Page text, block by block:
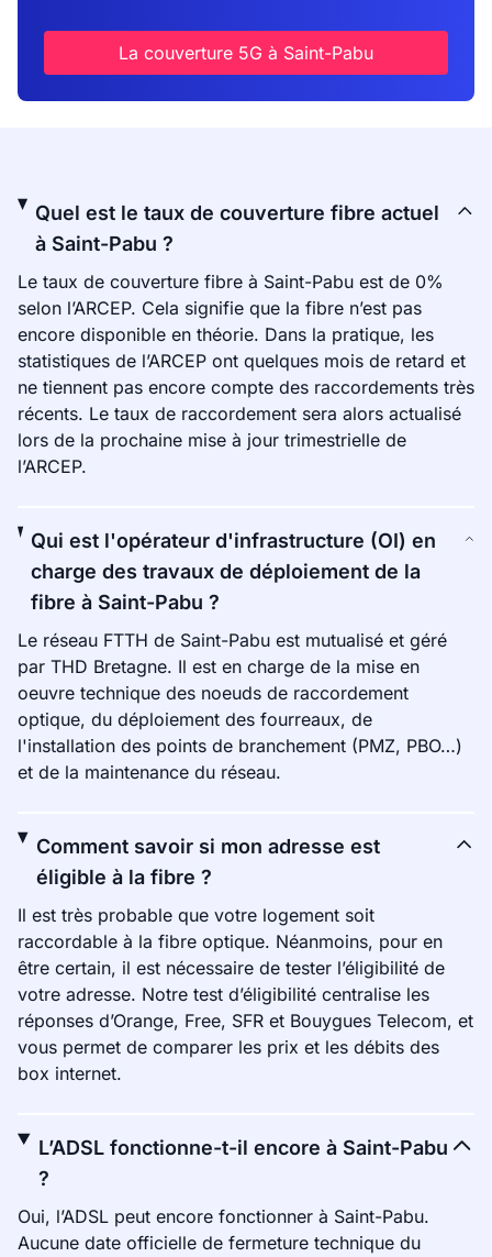
La couverture 5G à Saint-Pabu
Quel est le taux de couverture fibre actuel
à Saint-Pabu ?
Le taux de couverture fibre à Saint-Pabu est de 0%
selon l’ARCEP. Cela signifie que la fibre n’est pas
encore disponible en théorie. Dans la pratique, les
statistiques de l’ARCEP ont quelques mois de retard et
ne tiennent pas encore compte des raccordements très
récents. Le taux de raccordement sera alors actualisé
lors de la prochaine mise à jour trimestrielle de
l’ARCEP.
Qui est l'opérateur d'infrastructure (OI) en
charge des travaux de déploiement de la
fibre à Saint-Pabu ?
Le réseau FTTH de Saint-Pabu est mutualisé et géré
par THD Bretagne. Il est en charge de la mise en
oeuvre technique des noeuds de raccordement
optique, du déploiement des fourreaux, de
l'installation des points de branchement (PMZ, PBO…)
et de la maintenance du réseau.
Comment savoir si mon adresse est
éligible à la fibre ?
Il est très probable que votre logement soit
raccordable à la fibre optique. Néanmoins, pour en
être certain, il est nécessaire de tester l’éligibilité de
votre adresse. Notre test d’éligibilité centralise les
réponses d’Orange, Free, SFR et Bouygues Telecom, et
vous permet de comparer les prix et les débits des
box internet.
L’ADSL fonctionne-t-il encore à Saint-Pabu
?
Oui, l’ADSL peut encore fonctionner à Saint-Pabu.
Aucune date officielle de fermeture technique du